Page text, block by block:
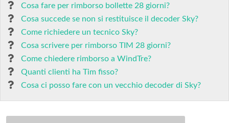
Cosa fare per rimborso bollette 28 giorni?
Cosa succede se non si restituisce il decoder Sky?
Come richiedere un tecnico Sky?
Cosa scrivere per rimborso TIM 28 giorni?
Come chiedere rimborso a WindTre?
Quanti clienti ha Tim fisso?
Cosa ci posso fare con un vecchio decoder di Sky?